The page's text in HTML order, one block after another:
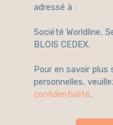
adressé à :
Société Worldline,
BLOIS CEDEX.
Pour en savoir
personnelles,
confidentialité.